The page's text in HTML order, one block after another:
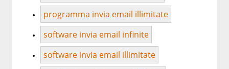
programma invia email illimitate
software invia email infinite
software invia email illimitate